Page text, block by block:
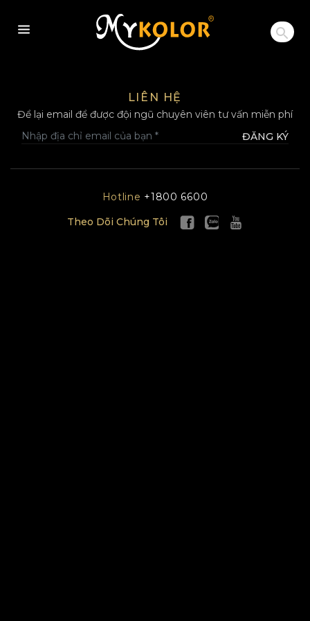
MYKOLOR
LIÊN HỆ
Để lại email để được đội ngũ chuyên viên tư vấn miễn phí
ĐĂNG KÝ
Hotline +1800 6600
Theo Dõi Chúng Tôi